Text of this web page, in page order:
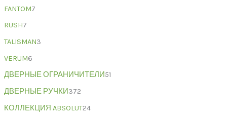
FANTOM7
RUSH7
TALISMAN3
VERUM6
ДВЕРНЫЕ ОГРАНИЧИТЕЛИ51
ДВЕРНЫЕ РУЧКИ372
КОЛЛЕКЦИЯ ABSOLUT24